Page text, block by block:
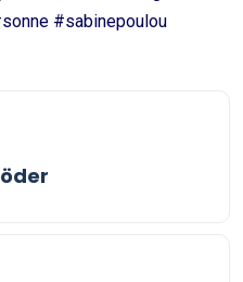
#sabinepoulou